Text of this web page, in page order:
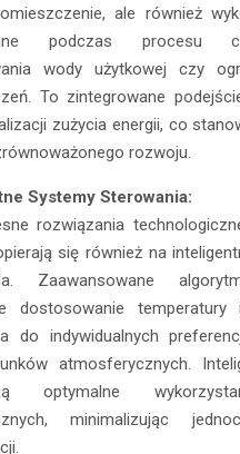
ale również
podczas procesu
wody użytkowej czy
To zintegrowane
zużycia energii, co
rozwoju.
Systemy Sterowania:
rozwiązania
się również na
Zaawansowane
dostosowanie temperatury
do indywidualnych
atmosferycznych.
optymalne
minimalizując